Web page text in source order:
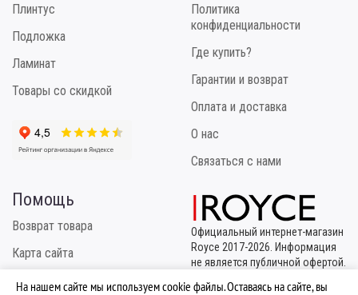
Плинтус
Подложка
Ламинат
Товары со скидкой
Политика
конфиденциальности
Где купить?
Гарантии и возврат
Оплата и доставка
О нас
Связаться с нами
Помощь
Возврат товара
Карта сайта
Инструкция по укладке
Официальный интернет-магазин
Royce 2017-2026. Информация
не является публичной офертой.
На нашем сайте мы используем cookie файлы. Оставаясь на сайте, вы